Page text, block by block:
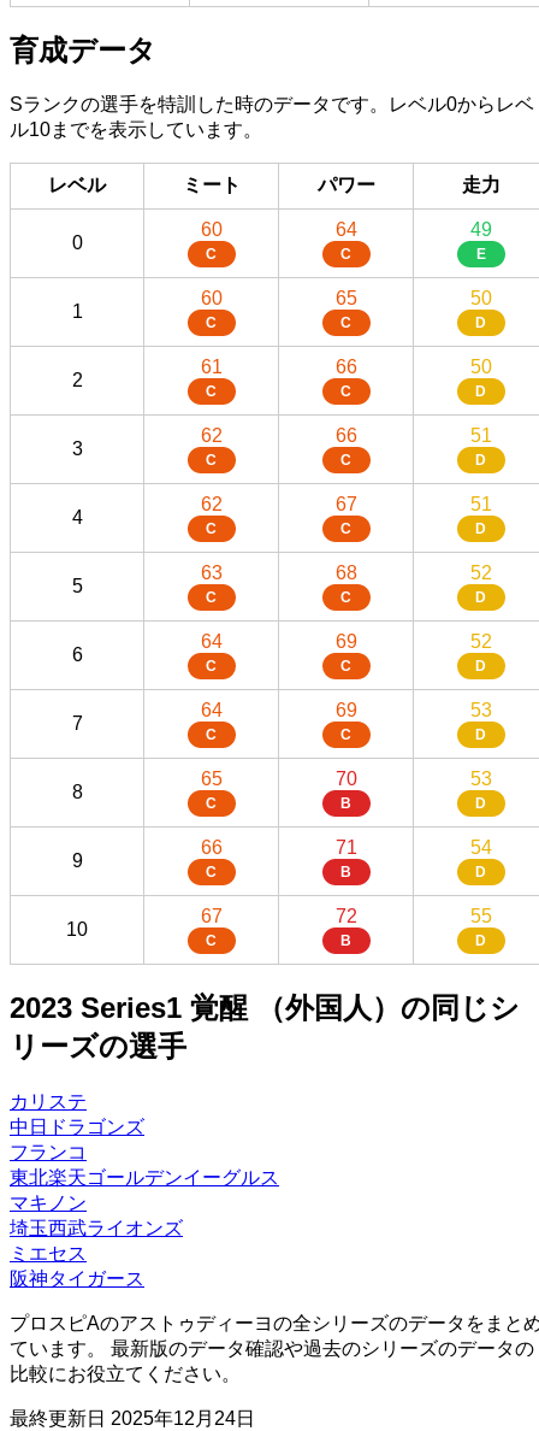
育成データ
Sランクの選手を特訓した時のデータです。レベル0からレベ
ル10までを表示しています。
レベル ミート パワー 走力
0
60
C
64
C
49
E
1
60
C
65
C
50
D
2
61
C
66
C
50
D
3
62
C
66
C
51
D
4
62
C
67
C
51
D
5
63
C
68
C
52
D
6
64
C
69
C
52
D
7
64
C
69
C
53
D
8
65
C
70
B
53
D
9
66
C
71
B
54
D
10
67
C
72
B
55
D
2023 Series1 覚醒 （外国人）の同じシ
リーズの選手
カリステ
中日ドラゴンズ
フランコ
東北楽天ゴールデンイーグルス
マキノン
埼玉西武ライオンズ
ミエセス
阪神タイガース
プロスピAのアストゥディーヨの全シリーズのデータをまと
ています。 最新版のデータ確認や過去のシリーズのデータの
比較にお役立てください。
最終更新日 2025年12月24日